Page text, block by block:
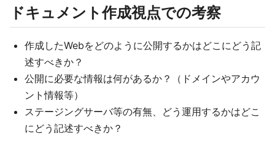
ドキュメント作成視点での考察
作成したWebをどのように公開するかはどこにどう記
述すべきか？
公開に必要な情報は何があるか？（ドメインやアカウ
ント情報等）
ステージングサーバ等の有無、どう運用するかはどこ
にどう記述すべきか？